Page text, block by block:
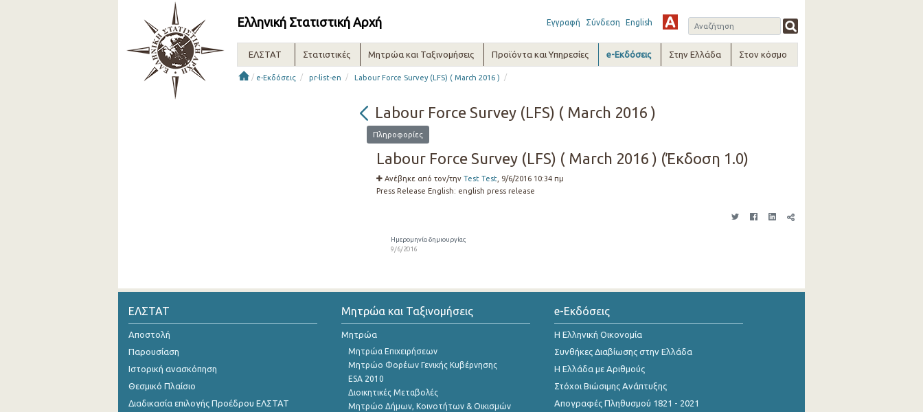
Ελληνική Στατιστική Αρχή Εγγραφή Σύνδεση English
ΕΛΣΤΑΤ Στατιστικές Μητρώα και Ταξινομήσεις Προϊόντα και Υπηρεσίες e-Εκδόσεις Στην Ελλάδα Στον κόσμο
/ e-Εκδόσεις / pr-list-en / Labour Force Survey (LFS) ( March 2016 ) /
Labour Force Survey (LFS) ( March 2016 )
Πληροφορίες
Labour Force Survey (LFS) ( March 2016 ) (Έκδοση 1.0)
Ανέβηκε από τον/τηνTest Test
, 9/6/2016 10:34 πμ
Press Release English: english press release
Ημερομηνία δημιουργίας
9/6/2016
ΕΛΣΤΑΤ
Αποστολή
Παρουσίαση
Ιστορική ανασκόπηση
Θεσμικό Πλαίσιο
Διαδικασία επιλογής Προέδρου ΕΛΣΤΑΤ
Μητρώα και Ταξινομήσεις
Μητρώα
Μητρώα Επιχειρήσεων
Μητρώο Φορέων Γενικής Κυβέρνησης
ESA 2010
Διοικητικές Μεταβολές
Μητρώο Δήμων, Κοινοτήτων & Οικισμών
e-Εκδόσεις
Η Ελληνική Οικονομία
Συνθήκες Διαβίωσης στην Ελλάδα
Η Ελλάδα με Αριθμούς
Στόχοι Βιώσιμης Ανάπτυξης
Απογραφές Πληθυσμού 1821 - 2021